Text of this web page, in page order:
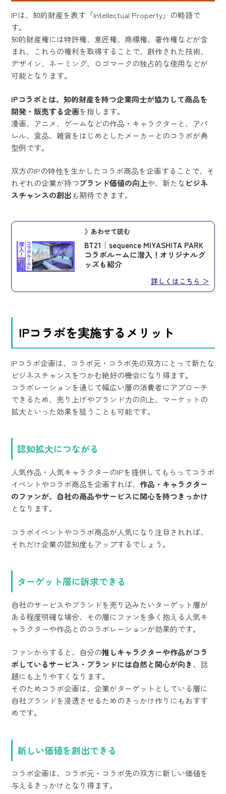
IPは、知的財産を表す「Intellectual Property」の略語で
す。
知的財産権には特許権、意匠権、商標権、著作権などが含
まれ、これらの権利を取得することで、創作された技術、
デザイン、ネーミング、ロゴマークの独占的な使用などが
可能となります。
IPコラボとは、知的財産を持つ企業同士が協力して商品を
開発・販売する企画を指します。
漫画、アニメ、ゲームなどの作品・キャラクターと、アパ
レル、食品、雑貨をはじめとしたメーカーとのコラボが典
型例です。
双方のIPの特性を生かしたコラボ商品を企画することで、そ
れぞれの企業が持つブランド価値の向上や、新たな ビジネ
スチャンスの創出も期待できます。
》あわせて読む
BT21｜sequence MIYASHITA PARK
コラボルームに潜入！オリジナルグ
ッズも紹介
詳しくはこちら ＞
IPコラボを実施するメリット
IPコラボ企画は、コラボ元・コラボ先の双方にとって新たな
ビジネスチャンスをつかむ絶好の機会になり得ます。
コラボレーションを通じて幅広い層の消費者にアプローチ
できるため、売り上げやブランド力の向上、マーケットの
拡大といった効果を狙うことも可能です。
認知拡大につながる
人気作品・人気キャラクターのIPを提供してもらってコラボ
イベントやコラボ商品を企画すれば、作品・キャラクター
のファンが、自社の商品やサービスに関心を持つきっかけ
となります。
コラボイベントやコラボ商品が人気になり注目されれば、
それだけ企業の認知度もアップするでしょう。
ターゲット層に訴求できる
自社のサービスやブランドを売り込みたいターゲット層が
ある程度明確な場合、その層にファンを多く抱える人気キ
ャラクターや作品とのコラボレーションが効果的です。
ファンからすると、自分の推しキャラクターや作品がコラ
ボしているサービス・ブランドには自然と関心が向き、話
題にも上りやすくなります。
そのためコラボ企画は、企業がターゲットとしている層に
自社ブランドを浸透させるためのきっかけ作りにもおすす
めです。
新しい価値を創出できる
コラボ企画は、コラボ元・コラボ先の双方に新しい価値を
与えるきっかけとなり得ます。